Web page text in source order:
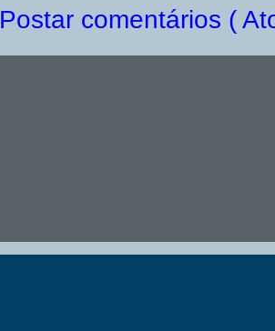
Postar comentários (